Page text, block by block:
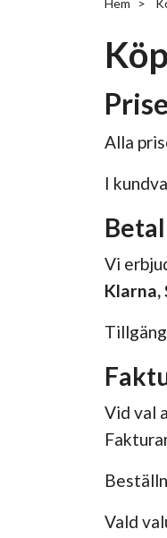
Alla
I
Vi
Klarna,
Vid val
Vald